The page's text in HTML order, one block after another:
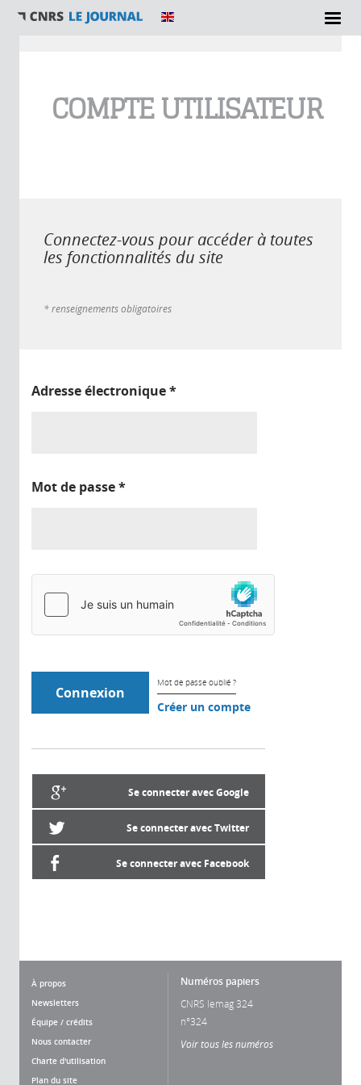
COMPTE UTILISATEUR
Connectez-vous pour accéder à toutes
les fonctionnalités du site
* renseignements obligatoires
Adresse électronique*
Mot de passe*
Mot de passe oublié ?
Créer un compte
Se connecter avec Google
Se connecter avec Twitter
Se connecter avec Facebook
À propos
Newsletters
Équipe / crédits
Nous contacter
Charte d'utilisation
Plan du site
Numéros papiers
CNRS lemag 324
n°324
Voir tous les numéros